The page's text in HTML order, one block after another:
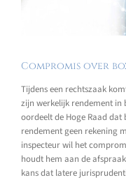
Compromis over
Tijdens een rechtszaak
zijn werkelijk rendement in
oordeelt de Hoge Raad
rendement geen rekening
inspecteur wil het
houdt hem aan de
kans dat latere